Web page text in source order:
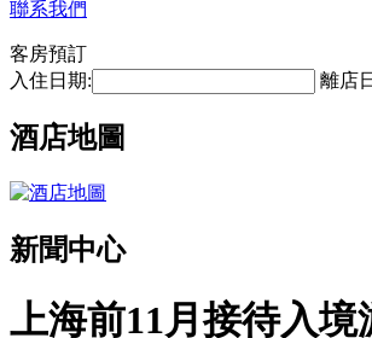
聯系我們
客房預訂
入住日期:
離店
酒店地圖
新聞中心
上海前11月接待入境